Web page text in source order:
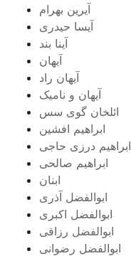
آیرین بهرام
آیسا حیدری
آینا بند
آیهان
آیهان راد
آیهان و نامیک
ائلخان گوی سس
ابراهیم افشین
ابراهیم درزی حاجی
ابراهیم صالحی
ابنان
ابوالفضل آذری
ابوالفضل اکبری
ابوالفضل رزاقی
ابوالفضل رضوانی